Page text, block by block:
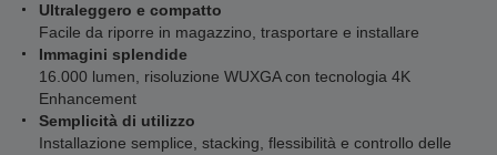
Ultraleggero e compatto
Facile da riporre in magazzino, trasportare e installare
Immagini splendide
16.000 lumen, risoluzione WUXGA con tecnologia 4K
Enhancement
Semplicità di utilizzo
Installazione semplice, stacking, flessibilità e controllo delle